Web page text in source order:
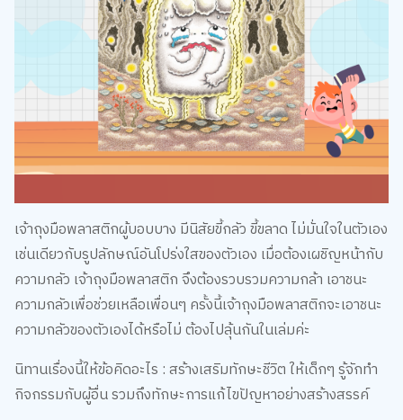
เจ้าถุงมือพลาสติกผู้บอบบาง มีนิสัยขี้กลัว ขี้ขลาด ไม่มั่นใจในตัวเอง
เช่นเดียวกับรูปลักษณ์อันโปร่งใสของตัวเอง เมื่อต้องเผชิญหน้ากับ
ความกลัว เจ้าถุงมือพลาสติก จึงต้องรวบรวมความกล้า เอาชนะ
ความกลัวเพื่อช่วยเหลือเพื่อนๆ ครั้งนี้เจ้าถุงมือพลาสติกจะเอาชนะ
ความกลัวของตัวเองได้หรือไม่ ต้องไปลุ้นกันในเล่มค่ะ
นิทานเรื่องนี้ให้ข้อคิดอะไร : สร้างเสริมทักษะชีวิต ให้เด็กๆ รู้จักทำ
กิจกรรมกับผู้อื่น รวมถึงทักษะการแก้ไขปัญหาอย่างสร้างสรรค์
สั่งซื้อ เข้มแข็งเข้านะเจ้าถุงมือพลาสติก!
คลิก